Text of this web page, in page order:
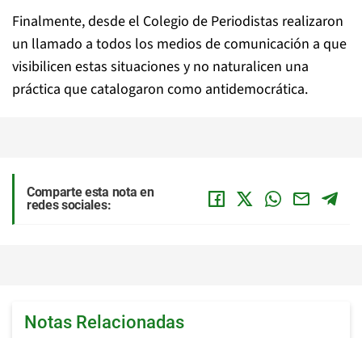
Finalmente, desde el Colegio de Periodistas realizaron
un llamado a todos los medios de comunicación a que
visibilicen estas situaciones y no naturalicen una
práctica que catalogaron como antidemocrática.
Comparte esta nota en
redes sociales:
Notas Relacionadas